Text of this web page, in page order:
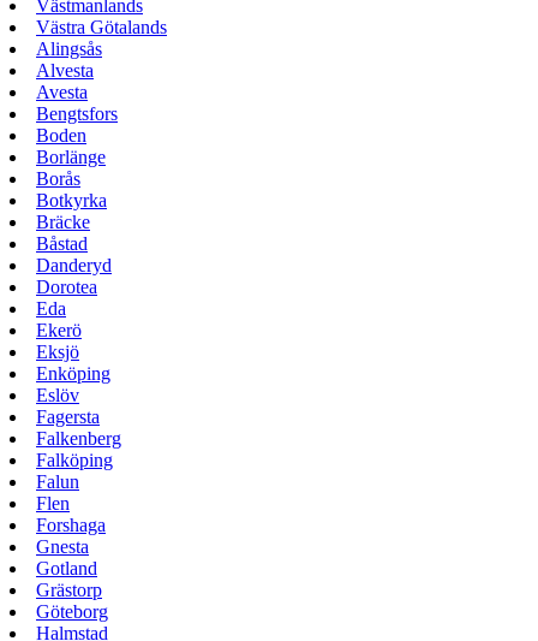
Västmanlands
Västra Götalands
Alingsås
Alvesta
Avesta
Bengtsfors
Boden
Borlänge
Borås
Botkyrka
Bräcke
Båstad
Danderyd
Dorotea
Eda
Ekerö
Eksjö
Enköping
Eslöv
Fagersta
Falkenberg
Falköping
Falun
Flen
Forshaga
Gnesta
Gotland
Grästorp
Göteborg
Halmstad